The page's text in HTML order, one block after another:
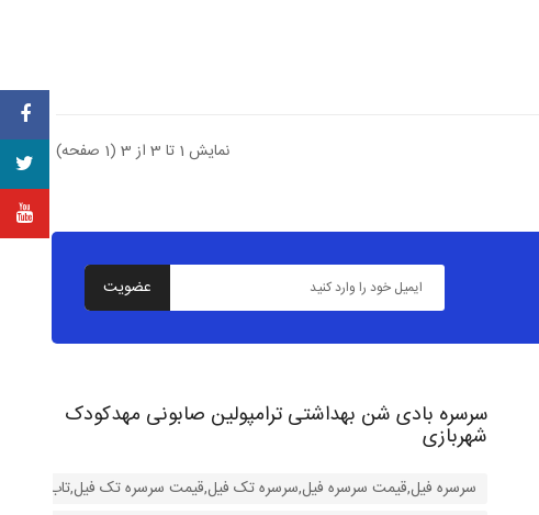
نمایش 1 تا 3 از 3 (1 صفحه)
عضویت
سرسره بادی شن بهداشتی ترامپولین صابونی مهدکودک
شهربازی
سرسره فیل,قیمت سرسره فیل,سرسره تک فیل,قیمت سرسره تک فیل,تاب و